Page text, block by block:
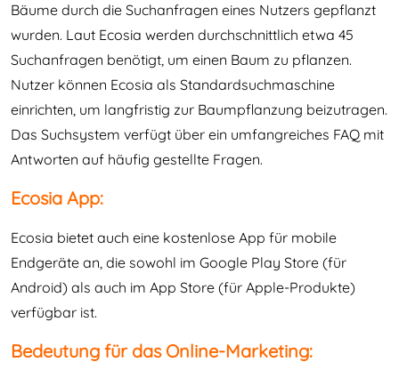
Bäume durch die Suchanfragen eines Nutzers gepflanzt
wurden. Laut Ecosia werden durchschnittlich etwa 45
Suchanfragen benötigt, um einen Baum zu pflanzen.
Nutzer können Ecosia als Standardsuchmaschine
einrichten, um langfristig zur Baumpflanzung beizutragen.
Das Suchsystem verfügt über ein umfangreiches FAQ mit
Antworten auf häufig gestellte Fragen.
Ecosia App:
Ecosia bietet auch eine kostenlose App für mobile
Endgeräte an, die sowohl im Google Play Store (für
Android) als auch im App Store (für Apple-Produkte)
verfügbar ist.
Bedeutung für das Online-Marketing: